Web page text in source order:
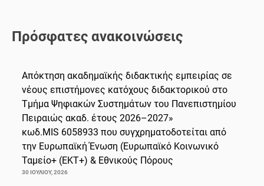
Πρόσφατες ανακοινώσεις
Απόκτηση ακαδημαϊκής διδακτικής εμπειρίας σε
νέους επιστήμονες κατόχους διδακτορικού στο
Τμήμα Ψηφιακών Συστημάτων του Πανεπιστημίου
Πειραιώς ακαδ. έτους 2026–2027»
κωδ.MIS 6058933 που συγχρηματοδοτείται από
την Ευρωπαϊκή Ένωση (Ευρωπαϊκό Κοινωνικό
Ταμείο+ (ΕΚΤ+) & Εθνικούς Πόρους
30 ΙΟΥΛΊΟΥ, 2026